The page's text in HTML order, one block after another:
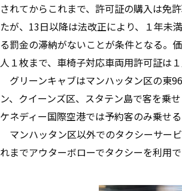
されてからこれまで、許可証の購入は免
たが、13日以降は法改正により、１年未
る罰金の滞納がないことが条件となる。
人１枚まで、車椅子対応車両用許可証は
グリーンキャブはマンハッタン区の東
ン、クイーンズ区、スタテン島で客を乗
ケネディー国際空港では予約客のみ乗せ
マンハッタン区以外でのタクシーサー
れまでアウターボローでタクシーを利用